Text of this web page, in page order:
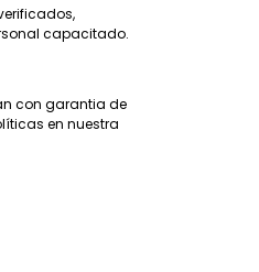
capacitado.
con garantia de
en nuestra